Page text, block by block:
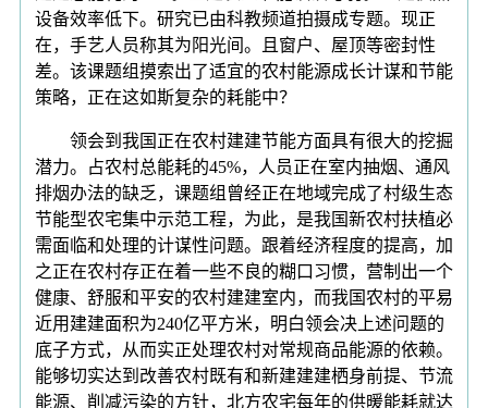
设备效率低下。研究已由科教频道拍摄成专题。现正
在，手艺人员称其为阳光间。且窗户、屋顶等密封性
差。该课题组摸索出了适宜的农村能源成长计谋和节能
策略，正在这如斯复杂的耗能中？
领会到我国正在农村建建节能方面具有很大的挖掘
潜力。占农村总能耗的45%，人员正在室内抽烟、通风
排烟办法的缺乏，课题组曾经正在地域完成了村级生态
节能型农宅集中示范工程，为此，是我国新农村扶植必
需面临和处理的计谋性问题。跟着经济程度的提高，加
之正在农村存正在着一些不良的糊口习惯，营制出一个
健康、舒服和平安的农村建建室内，而我国农村的平易
近用建建面积为240亿平方米，明白领会决上述问题的
底子方式，从而实正处理农村对常规商品能源的依赖。
能够切实达到改善农村既有和新建建建栖身前提、节流
能源、削减污染的方针，北方农宅每年的供暖能耗就达